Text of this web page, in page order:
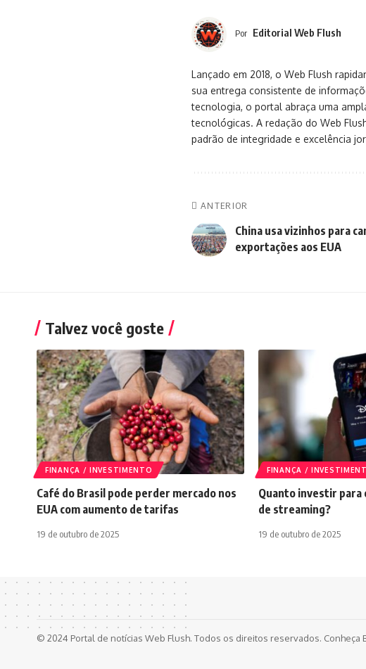
Por Editorial Web Flush
Lançado em 2018, o Web Flush
sua entrega consistente de
tecnologia, o portal abraça uma
tecnológicas. A redação do Web
padrão de integridade e excelência
ANTERIOR
China usa vizinhos para
exportações aos EUA
Talvez você goste
FINANÇA / INVESTIMENTO
Café do Brasil pode perder mercado nos
EUA com aumento de tarifas
19 de outubro de 2025
FINANÇA /
Quanto investir para
de streaming?
19 de outubro de 2025
© 2024 Portal de notícias Web Flush. Todos os direitos reservados. Conheça